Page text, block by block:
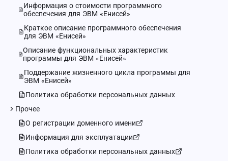
Информация о стоимости программного
обеспечения для ЭВМ «Енисей»
Краткое описание программного обеспечения
для ЭВМ «Енисей»
Описание функциональных характеристик
программы для ЭВМ «Енисей»
Поддержание жизненного цикла программы для
ЭВМ «Енисей»
Политика обработки персональных данных
Прочее
О регистрации доменного имени
Информация для эксплуатации
Политика обработки персональных данных